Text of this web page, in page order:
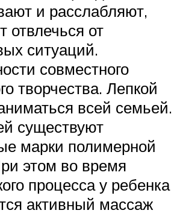
и расслабляют,
отвлечься от
ситуаций.
совместного
творчества. Лепкой
всей семьей.
существуют
марки полимерной
этом во время
процесса у ребенка
активный массаж